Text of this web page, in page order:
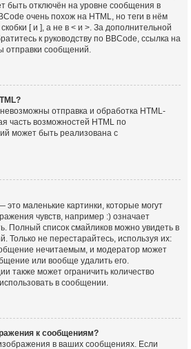
быть отключён на уровне сообщения в
очень похож на HTML, но теги в нём
[ и ], а не в < и >. За дополнительной
к руководству по BBCode, ссылка на
отправки сообщений.
отправка и обработка HTML-
часть возможностей HTML по
может быть реализована с
маленькие картинки, которые могут
чувств, например :) означает
Полный список смайликов можно увидеть в
Только не перестарайтесь, используя их:
нечитаемым, и модератор может
или вообще удалить его.
также может ограничить количество
в сообщении.
к сообщениям?
в ваших сообщениях. Если